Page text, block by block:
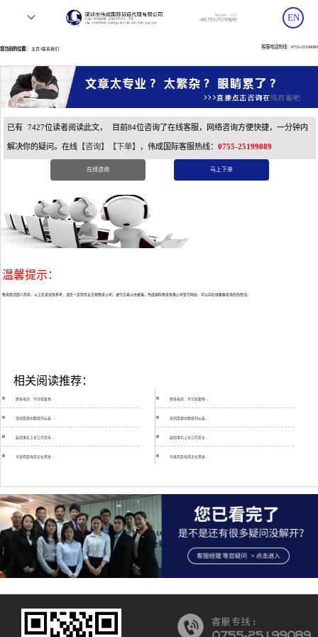
EN
您当前的位置： 主页>联系我们 客服电话热线：0755-25199089
已有 7427位读者阅读此文， 目前84位咨询了在线客服，网络咨询方便快捷，一分钟内
解决你的疑问。在线【咨询】 【下单】 ，伟成国际客服热线： 0755-25199089
在线咨询 马上下单
温馨提示：
物流情况因人而异，以上信息仅供参考，请您一定到专业正规物流公司，进行交易以仿被骗。伟成国际物流有限公司官方网站，可以向在线客服咨询您的情况。
跨境电商：不可轻看物…
深圳首趟中欧班列从盐…
盐田港北上长江打造全…
马来西亚电商企业需进…
卡塔尔断交风波严重殃…
交通运输部关于推进特…
“哈绥符釜”陆海联运…
安特卫普港将与中国港…
巴拿马运河拟调整现行…
跨境电商：不可轻看物…
深圳首趟中欧班列从盐…
盐田港北上长江打造全…
马来西亚电商企业需进…
卡塔尔断交风波严重殃…
交通运输部关于推进特…
“哈绥符釜”陆海联运…
安特卫普港将与中国港…
相关阅读推荐：